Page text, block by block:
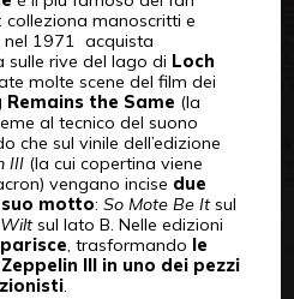
colleziona manoscritti e
nel 1971 acquista
sulle rive del lago di Loch
molte scene del film dei
Remains the Same (la
al tecnico del suono
che sul vinile dell’edizione
III(la cui copertina viene
vengano incise due
motto: So Mote Be Itsul
sul lato B. Nelle edizioni
, trasformando le
III in uno dei pezzi
.